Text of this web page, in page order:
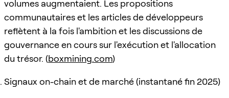
volumes augmentaient. Les propositions
communautaires et les articles de développeurs
reflètent à la fois l'ambition et les discussions de
gouvernance en cours sur l'exécution et l'allocation
du trésor. (boxmining.com)
Signaux on-chain et de marché (instantané fin 2025)